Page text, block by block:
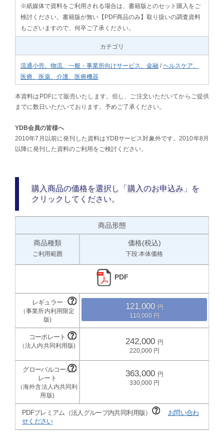
※紙媒体で資料をご利用される場合は、書籍版とのセット購入をご
検討ください。書籍版が無い【PDF商品のみ】取り扱いの調査資料
もございますので、何卒ご了承ください。
カテゴリ
流通小売、物流、一般・事業所向けサービス、金融 /ヘルスケア、
医療、医薬、介護、医療機器
本資料はPDFにて販売いたします。但し、ご注文いただいてからご提供
までに数日いただいております。予めご了承ください。
YDB会員の皆様へ
2010年7月以前に発刊した資料はYDBサービス対象外です。2010年8月
以降に発刊した資料のご利用をご検討ください。
購入商品の価格を選択し「購入のお申込み」を
クリックしてください。
商品形態
商品種類
ご利用範囲
価格(税込)
下段:本体価格
PDF
121,000
110,000
242,000
220,000
363,000
330,000
PDFプレミアム（法人グループ内共同利用版）
お問い合わ
せください